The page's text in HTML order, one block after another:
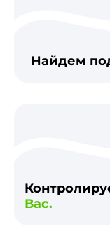
Найдем
Вас.